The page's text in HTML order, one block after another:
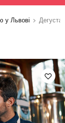
у Львові